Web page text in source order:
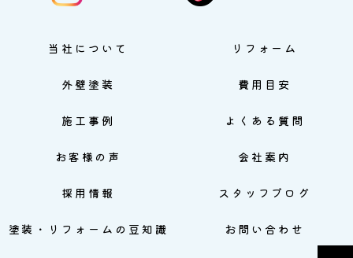
当社について リフォーム
外壁塗装 費用目安
施工事例 よくある質問
お客様の声 会社案内
採用情報 スタッフブログ
塗装・リフォームの豆知識 お問い合わせ